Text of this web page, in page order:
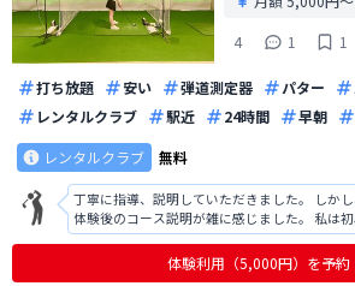
4
1 1
打ち放題 安い 弾道測定器 パター
レンタルクラブ
駅近 24時間 早朝
レンタルクラブ
無料
丁寧に指導、説明していただきました。 しか
体験後のコース説明が雑に感じました。 私は
験だったので、細かく教えていただきたかっ
挨拶も歓迎されてる感じがなかったなので素直
した。また、駅から少し遠めなので
体験利用（5,000円）を予約